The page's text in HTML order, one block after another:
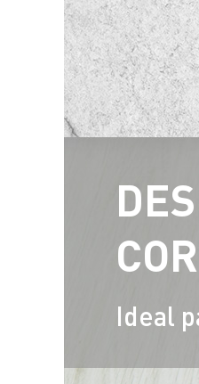
Ideal